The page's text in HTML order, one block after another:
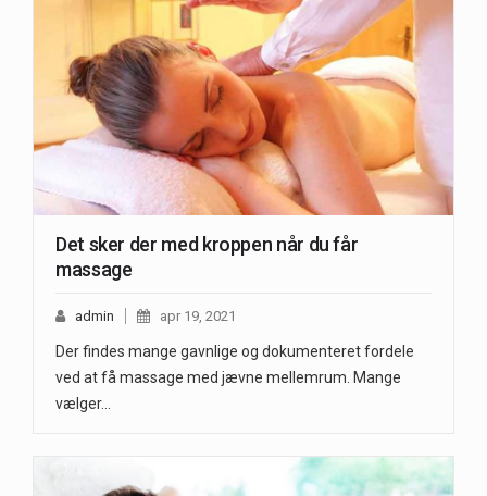
Det sker der med kroppen når du får
massage
admin apr 19, 2021
Der findes mange gavnlige og dokumenteret fordele
ved at få massage med jævne mellemrum. Mange
vælger…